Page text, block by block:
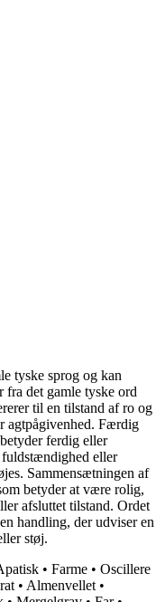
tyske sprog og kan
det gamle tyske ord
til en tilstand af ro og
agtpågivenhed. Færdig
ferdig eller
eller
Sammensætningen af
betyder at være rolig,
afsluttet tilstand. Ordet
handling, der udviser en
støj.
• Farme • Oscillere
• Almenvellet •